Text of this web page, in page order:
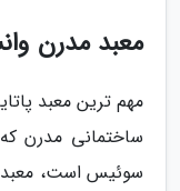
معبد مدرن
ساختمانی مدرن
سوئیس است، معبد